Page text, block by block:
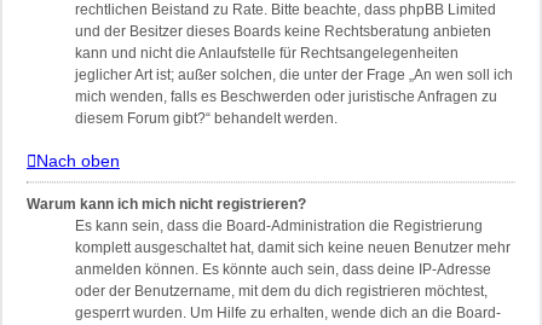
rechtlichen Beistand zu Rate. Bitte beachte, dass phpBB Limited
und der Besitzer dieses Boards keine Rechtsberatung anbieten
kann und nicht die Anlaufstelle für Rechtsangelegenheiten
jeglicher Art ist; außer solchen, die unter der Frage „An wen soll ich
mich wenden, falls es Beschwerden oder juristische Anfragen zu
diesem Forum gibt?“ behandelt werden.
Nach oben
Warum kann ich mich nicht registrieren?
Es kann sein, dass die Board-Administration die Registrierung
komplett ausgeschaltet hat, damit sich keine neuen Benutzer mehr
anmelden können. Es könnte auch sein, dass deine IP-Adresse
oder der Benutzername, mit dem du dich registrieren möchtest,
gesperrt wurden. Um Hilfe zu erhalten, wende dich an die Board-